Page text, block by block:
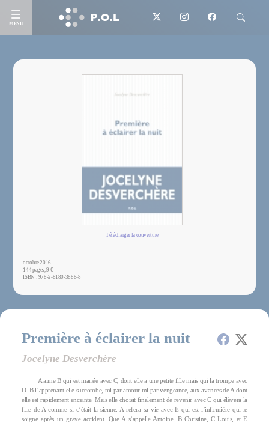
MENU
Télécharger la couverture
octobre 2016
144 pages, 9 €
ISBN : 978-2-8180-3888-8
Première à éclairer la nuit
Jocelyne Desverchère
A aime B qui est mariée avec C, dont elle a une petite fille mais qui la trompe avec
D. B l’apprenant elle succombe, mi par amour mi par vengeance, aux avances de A dont
elle est rapidement enceinte. Mais elle choisit finalement de revenir avec C qui élèvera la
fille de A comme si c’était la sienne. A refera sa vie avec E qui est l’infirmière qui le
soigne après un grave accident. Que A s’appelle Antoine, B Christine, C Louis, et E